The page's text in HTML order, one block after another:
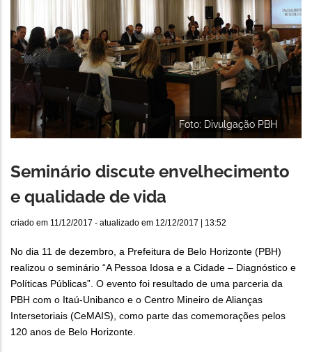
Foto: Divulgação PBH
Seminário discute envelhecimento
e qualidade de vida
criado em 11/12/2017 - atualizado em 12/12/2017 | 13:52
No dia 11 de dezembro, a Prefeitura de Belo Horizonte (PBH)
realizou o seminário “A Pessoa Idosa e a Cidade – Diagnóstico e
Políticas Públicas”. O evento foi resultado de uma parceria da
PBH com o Itaú-Unibanco e o Centro Mineiro de Alianças
Intersetoriais (CeMAIS), como parte das comemorações pelos
120 anos de Belo Horizonte.